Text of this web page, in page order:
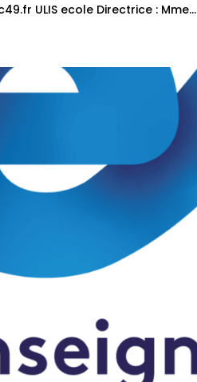
ULIS ecole Directrice : Mme...